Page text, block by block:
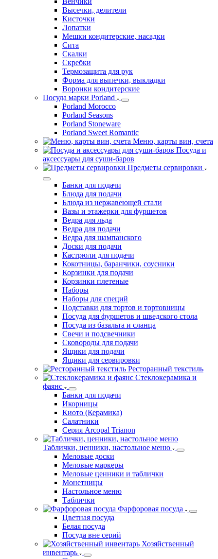
Валики, ножи, тесторезки
Венчики
Высечки, делители
Кисточки
Лопатки
Мешки кондитерские, насадки
Сита
Скалки
Скребки
Термозащита для рук
Форма для выпечки, выкладки
Воронки кондитерские
Посуда марки Porland
Porland Morocco
Porland Seasons
Porland Stoneware
Porland Sweet Romantic
Меню, карты вин, счета
Посуда и
аксессуары для суши-баров
Банки для подачи
Блюда для подачи
Блюда из нержавеющей стали
Вазы и этажерки для фуршетов
Ведра для льда
Ведра для подачи
Ведра для шампанского
Доски для подачи
Кастрюли для подачи
Кокотницы, баранчики, соусники
Корзинки для подачи
Корзинки плетеные
Наборы
Наборы для специй
Подставки для тортов и тортовницы
Посуда для фуршетов и шведского стола
Посуда из базальта и сланца
Свечи и подсвечники
Сковороды для подачи
Ящики для подачи
Ящики для сервировки
фаянс
Банки для подачи
Икорницы
Киото (Керамика)
Салатники
Серия Arcopal Trianon
Таблички, ценники, настольное меню
Меловые доски
Меловые маркеры
Меловые ценники и таблички
Монетницы
Настольное меню
Таблички
Цветная посуда
Белая посуда
Посуда вне серий